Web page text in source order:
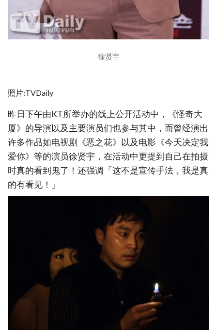
徐贤宇
照片:TVDaily
昨日下午由KT所举办的线上公开活动中，《怪奇大
厦》的导演以及主要演员们也参与其中，而曾经演出
许多作品如电视剧《恶之花》以及电影《今天决定我
爱你》等的演员徐贤宇，在活动中更提到自己在拍摄
时真的看到鬼了！还强调「这不是宣传手法，我是真
的有看见！」